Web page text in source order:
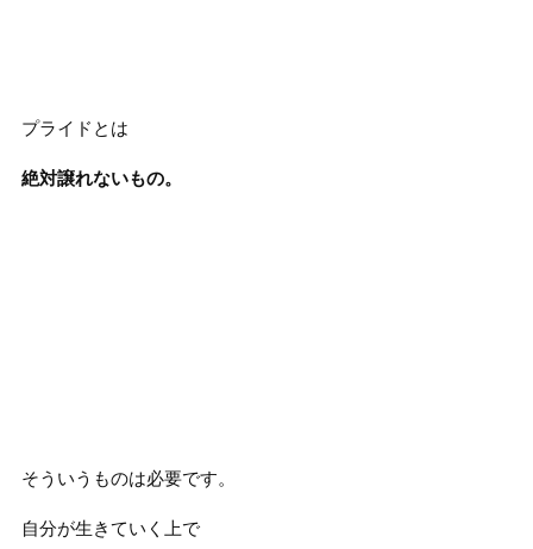
プライドとは
絶対譲れないもの。
そういうものは必要です。
自分が生きていく上で